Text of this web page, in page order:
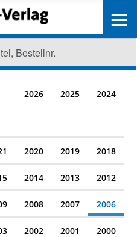
2026 2025 2024
2020 2019 2018
2014 2013 2012
2008 2007 2006
2002 2001 2000
≡